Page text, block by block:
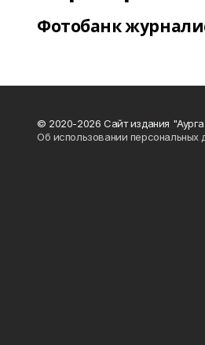
Фотобанк
© 2020-2026 Сайт издания
Об использовании персональных